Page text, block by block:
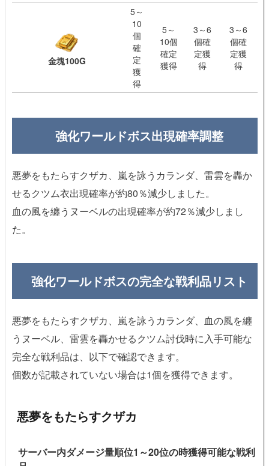
金塊100G
5～
10
個
確
定
獲
得
5～
10個
確定
獲得
3～6
個確
定獲
得
3～6
個確
定獲
得
強化ワールドボス出現確率調整
悪夢をもたらすクザカ、嵐を詠うカランダ、雷雲を轟か
せるクツム衣出現確率が約80％減少しました。
血の風を纏うヌーベルの出現確率が約72％減少しまし
た。
強化ワールドボスの完全な戦利品リスト
悪夢をもたらすクザカ、嵐を詠うカランダ、血の風を纏
うヌーベル、雷雲を轟かせるクツム討伐時に入手可能な
完全な戦利品は、以下で確認できます。
個数が記載されていない場合は1個を獲得できます。
悪夢をもたらすクザカ
サーバー内ダメージ量順位1～20位の時獲得可能な戦利